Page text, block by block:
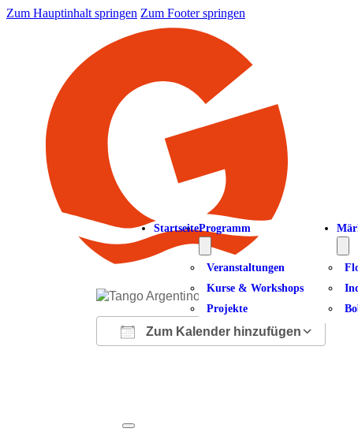
Zum Hauptinhalt springen Zum Footer springen
StartseiteProgramm
Veranstaltungen
Kurse & Workshops
Projekte
Zum Kalender hinzufügen